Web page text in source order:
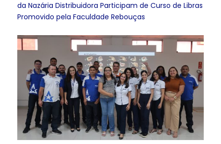
da Nazária Distribuidora Participam de Curso de Libras
Promovido pela Faculdade Rebouças